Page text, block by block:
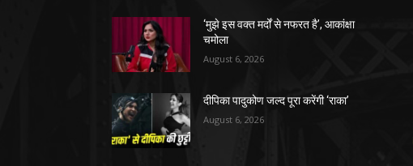
‘मुझे इस वक्त मर्दों से नफरत है’, आकांक्षा
चमोला
August 6, 2026
दीपिका पादुकोण जल्द पूरा करेंगी ‘राका’
August 6, 2026